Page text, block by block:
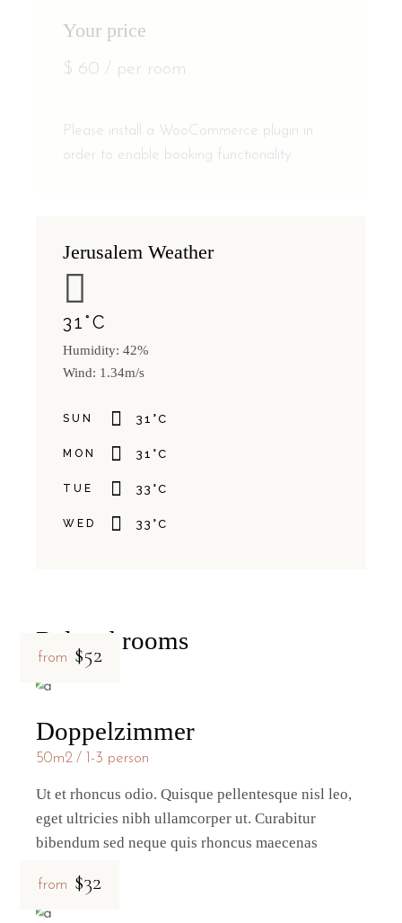
Your price
$ 60 / per room
Please install a WooCommerce plugin in
order to enable booking functionality.
Jerusalem Weather
31°C
Humidity: 42%
Wind: 1.34m/s
SUN 31 °C
MON 31 °C
TUE 33 °C
WED 33 °C
Related rooms
from $52
Doppelzimmer
50m2 1-3 person
Ut et rhoncus odio. Quisque pellentesque nisl leo,
eget ultricies nibh ullamcorper ut. Curabitur
bibendum sed neque quis rhoncus maecenas
from $32